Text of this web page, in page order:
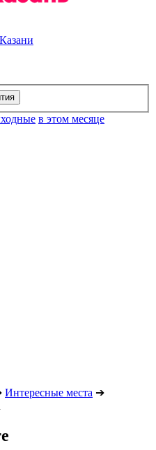
Казани
в этом месяце
Интересные места ➔